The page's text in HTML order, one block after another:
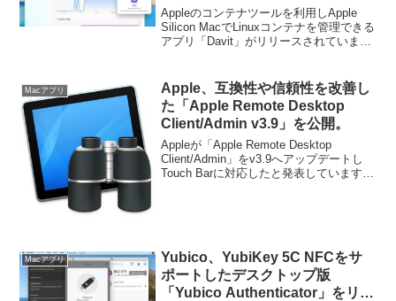
がリリース。
Appleのコンテナツールを利用しApple
Silicon MacでLinuxコンテナを管理できる
アプリ「Davit」がリリースされていま
Macアプリ
Apple、互換性や信頼性を改善し
た「Apple Remote Desktop
Client/Admin v3.9」を公開。
Appleが「Apple Remote Desktop
Client/Admin」をv3.9へアップデートし
Touch Barに対応したと発表しています。
Macアプリ
Yubico、YubiKey 5C NFCをサ
ポートしたデスクトップ版
「Yubico Authenticator」をリリ